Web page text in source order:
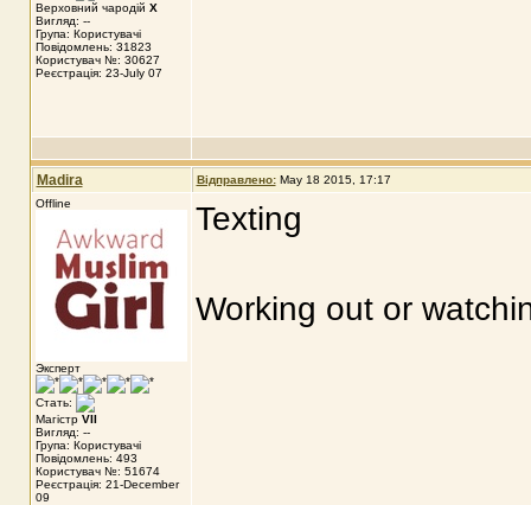
Верховний чародій X
Вигляд: --
Група: Користувачі
Повідомлень: 31823
Користувач №: 30627
Реєстрація: 23-July 07
Madira Відправлено: May 18 2015, 17:17
Offline
Эксперт
Стать:
Магістр VII
Вигляд: --
Група: Користувачі
Повідомлень: 493
Користувач №: 51674
Реєстрація: 21-December
09
Texting
Working out or